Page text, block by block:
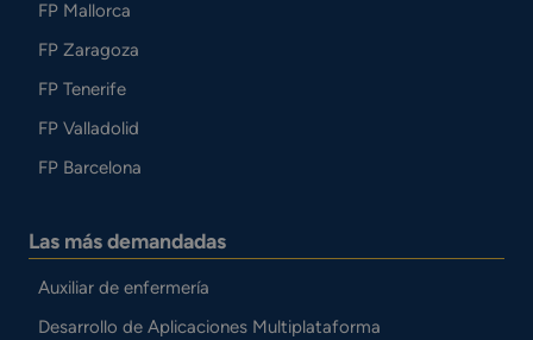
FP Mallorca
FP Zaragoza
FP Tenerife
FP Valladolid
FP Barcelona
Las más demandadas
Auxiliar de enfermería
Desarrollo de Aplicaciones Multiplataforma